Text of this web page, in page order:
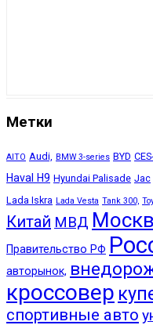
Метки
AITO Audi, BMW 3-series BYD
Haval H9 Hyundai Palisade Jac
Lada Iskra Lada Vesta Tank 300,
Китай МВД
Правительство РФ
авторынок,
кроссовер
спортивные авто